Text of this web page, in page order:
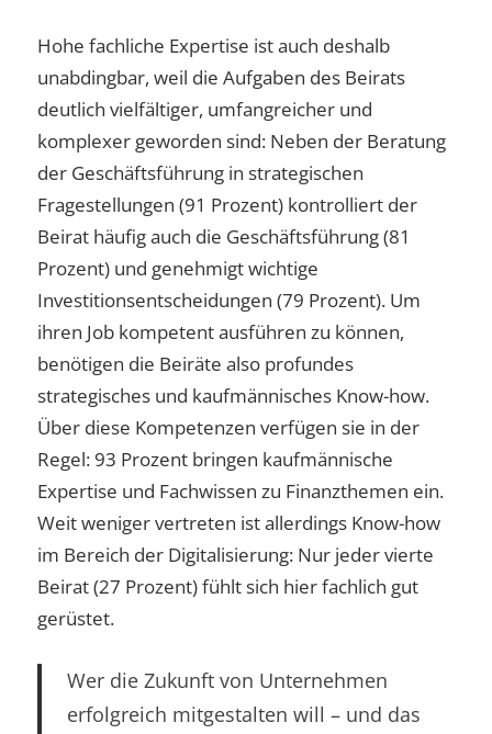
Hohe fachliche Expertise ist auch deshalb
unabdingbar, weil die Aufgaben des Beirats
deutlich vielfältiger, umfangreicher und
komplexer geworden sind: Neben der Beratung
der Geschäftsführung in strategischen
Fragestellungen (91 Prozent) kontrolliert der
Beirat häufig auch die Geschäftsführung (81
Prozent) und genehmigt wichtige
Investitionsentscheidungen (79 Prozent). Um
ihren Job kompetent ausführen zu können,
benötigen die Beiräte also profundes
strategisches und kaufmännisches Know-how.
Über diese Kompetenzen verfügen sie in der
Regel: 93 Prozent bringen kaufmännische
Expertise und Fachwissen zu Finanzthemen ein.
Weit weniger vertreten ist allerdings Know-how
im Bereich der Digitalisierung: Nur jeder vierte
Beirat (27 Prozent) fühlt sich hier fachlich gut
gerüstet.
Wer die Zukunft von Unternehmen
erfolgreich mitgestalten will – und das